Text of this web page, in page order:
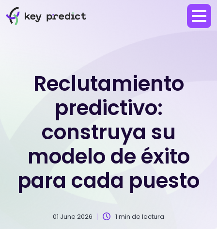
Reclutamiento
predictivo:
construya su
modelo de éxito
para cada puesto
01 June 2026 1 min de lectura